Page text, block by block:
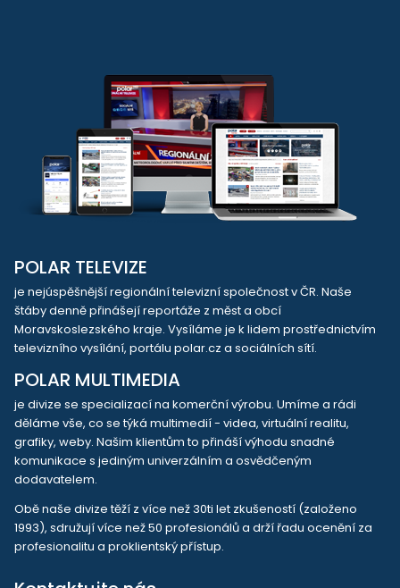
POLAR TELEVIZE
je nejúspěšnější regionální televizní společnost v ČR. Naše
štáby denně přinášejí reportáže z měst a obcí
Moravskoslezského kraje. Vysíláme je k lidem prostřednictvím
televizního vysílání, portálu polar.cz a sociálních sítí.
POLAR MULTIMEDIA
je divize se specializací na komerční výrobu. Umíme a rádi
děláme vše, co se týká multimedií - videa, virtuální realitu,
grafiky, weby. Našim klientům to přináší výhodu snadné
komunikace s jediným univerzálním a osvědčeným
dodavatelem.
Obě naše divize těží z více než 30ti let zkušeností (založeno
1993), sdružují více než 50 profesionálů a drží řadu ocenění za
profesionalitu a proklientský přístup.